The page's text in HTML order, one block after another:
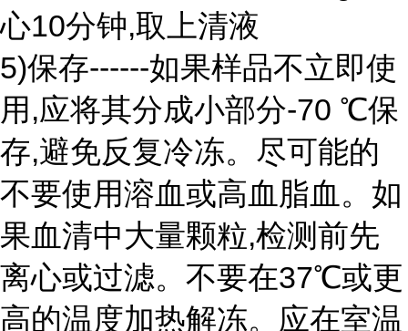
心10分钟,取上清液
5)保存------如果样品不立即使
用,应将其分成小部分-70 ℃保
存,避免反复冷冻。尽可能的
不要使用溶血或高血脂血。如
果血清中大量颗粒,检测前先
离心或过滤。不要在37℃或更
高的温度加热解冻。应在室温